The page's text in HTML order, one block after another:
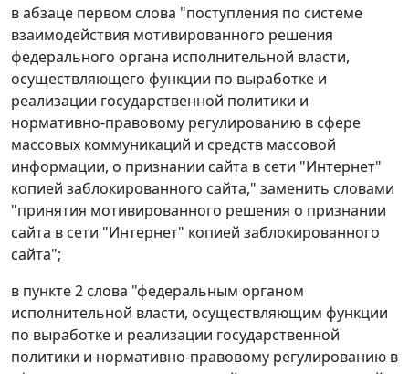
в абзаце первом слова "поступления по системе
взаимодействия мотивированного решения
федерального органа исполнительной власти,
осуществляющего функции по выработке и
реализации государственной политики и
нормативно-правовому регулированию в сфере
массовых коммуникаций и средств массовой
информации, о признании сайта в сети "Интернет"
копией заблокированного сайта," заменить словами
"принятия мотивированного решения о признании
сайта в сети "Интернет" копией заблокированного
сайта";
в пункте 2 слова "федеральным органом
исполнительной власти, осуществляющим функции
по выработке и реализации государственной
политики и нормативно-правовому регулированию в